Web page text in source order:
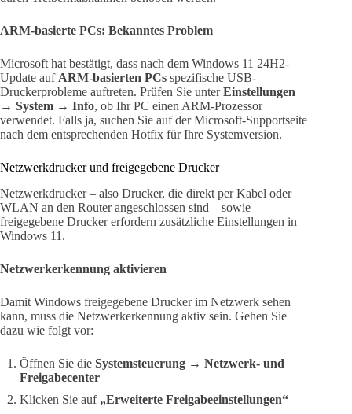
ARM-basierte PCs: Bekanntes Problem
Microsoft hat bestätigt, dass nach dem Windows 11 24H2-
Update auf ARM-basierten PCs spezifische USB-
Druckerprobleme auftreten. Prüfen Sie unterEinstellungen
→ System → Info, ob Ihr PC einen ARM-Prozessor
verwendet. Falls ja, suchen Sie auf der Microsoft-Supportseite
nach dem entsprechenden Hotfix für Ihre Systemversion.
Netzwerkdrucker und freigegebene Drucker
Netzwerkdrucker – also Drucker, die direkt per Kabel oder
WLAN an den Router angeschlossen sind – sowie
freigegebene Drucker erfordern zusätzliche Einstellungen in
Windows 11.
Netzwerkerkennung aktivieren
Damit Windows freigegebene Drucker im Netzwerk sehen
kann, muss die Netzwerkerkennung aktiv sein. Gehen Sie
dazu wie folgt vor:
Öffnen Sie die Systemsteuerung → Netzwerk- und
Freigabecenter
Klicken Sie auf „Erweiterte Freigabeeinstellungen“